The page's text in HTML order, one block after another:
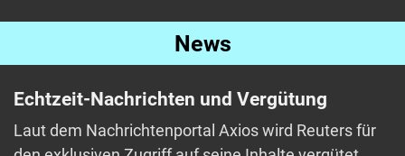
News
Echtzeit-Nachrichten und Vergütung
Laut dem Nachrichtenportal Axios wird Reuters für